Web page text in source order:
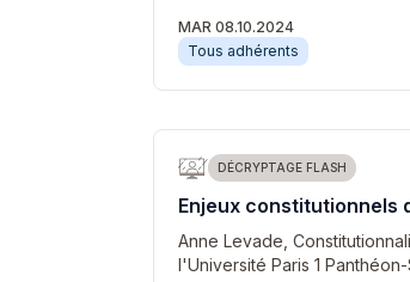
MAR 08.10.2024
Tous adhérents
DÉCRYPTAGE FLASH
Enjeux constitutionnels
Anne Levade,
l'Université Paris 1